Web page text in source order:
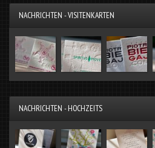
NACHRICHTEN - VISITENKARTEN
NACHRICHTEN - HOCHZEITS